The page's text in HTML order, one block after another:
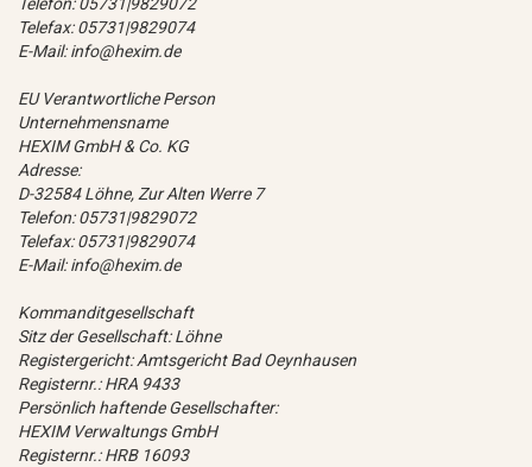
Telefax: 05731|9829074
E-Mail: info@hexim.de
EU Verantwortliche Person
Unternehmensname
HEXIM GmbH & Co. KG
Adresse:
D-32584 Löhne, Zur Alten Werre 7
Telefon: 05731|9829072
Telefax: 05731|9829074
E-Mail: info@hexim.de
Kommanditgesellschaft
Sitz der Gesellschaft: Löhne
Registergericht: Amtsgericht Bad Oeynhausen
Registernr.: HRA 9433
Persönlich haftende Gesellschafter:
HEXIM Verwaltungs GmbH
Registernr.: HRB 16093